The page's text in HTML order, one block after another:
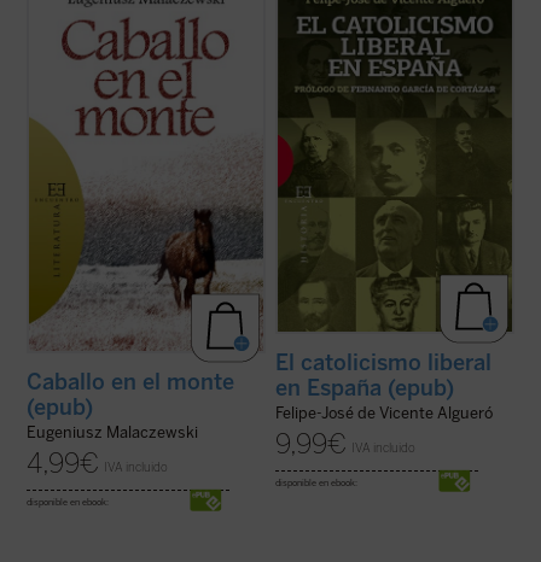
El protagonista de esta historia, como si
fuera un nuevo santo Job, se hunde en las
profundidades más insondables del
sufrimiento humano. La guerra es la pena
con que la humanidad sufriente se castiga
(ver ficha)
Caballo en el monte
(epub)
Eugeniusz Malaczewski
4,99€ IVA incluido
disponible en ebook:
a entender esta historia como un
enfrentamiento entre liberales,
modernizadores, y católicos,
reaccionarios. Esta visión es falsa: desde el
catolicismo militante, explícito y
convencido de los autores ...(ver ficha)
El catolicismo liberal
en España (epub)
Felipe-José de Vicente Algueró
9,99€ IVA incluido
disponible en ebook: